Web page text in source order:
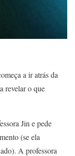
a ir atrás da
revelar o que
Jin e pede
(se ela
A professora